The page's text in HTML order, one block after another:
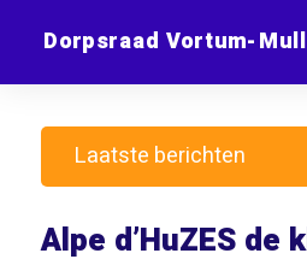
Dorpsraad Vortum-
Alpe d’HuZES de
Laatste berichten